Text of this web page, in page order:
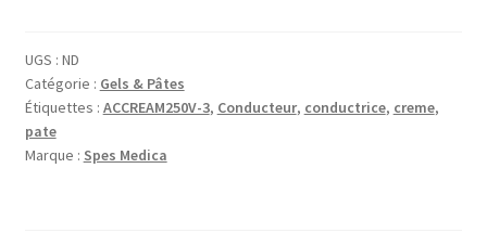
x3
UGS : ND
Catégorie : Gels & Pâtes
Étiquettes : ACCREAM250V-3, Conducteur, conductrice, creme,
pate
Marque : Spes Medica